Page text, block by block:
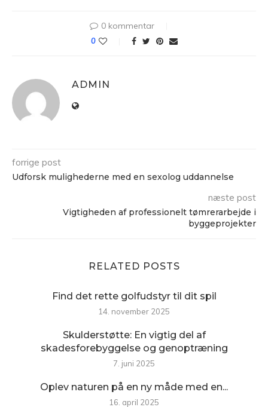
0 kommentar
0
ADMIN
forrige post
Udforsk mulighederne med en sexolog uddannelse
næste post
Vigtigheden af professionelt tømrerarbejde i
byggeprojekter
RELATED POSTS
Find det rette golfudstyr til dit spil
14. november 2025
Skulderstøtte: En vigtig del af
skadesforebyggelse og genoptræning
7. juni 2025
Oplev naturen på en ny måde med en...
16. april 2025